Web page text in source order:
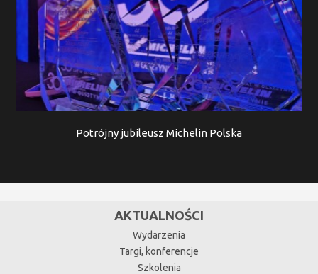
Potrójny jubileusz Michelin Polska
AKTUALNOŚCI
Wydarzenia
Targi, konferencje
Szkolenia